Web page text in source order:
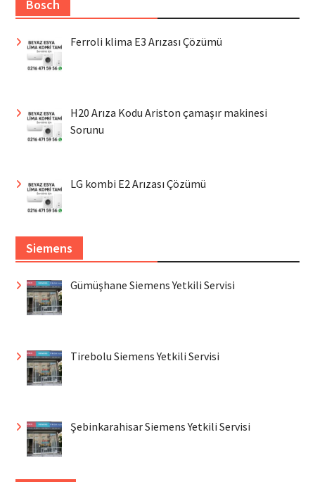
Bosch
Ferroli klima E3 Arızası Çözümü
H20 Arıza Kodu Ariston çamaşır makinesi
Sorunu
LG kombi E2 Arızası Çözümü
Siemens
Gümüşhane Siemens Yetkili Servisi
Tirebolu Siemens Yetkili Servisi
Şebinkarahisar Siemens Yetkili Servisi